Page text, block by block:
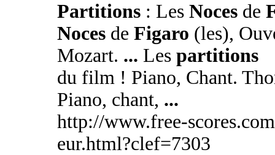
Partitions : Les Noces de
Noces de Figaro (les),
Mozart. ... Les partitions
du film ! Piano, Chant.
Piano, chant, ...
http://www.free-
eur.html?clef=7303